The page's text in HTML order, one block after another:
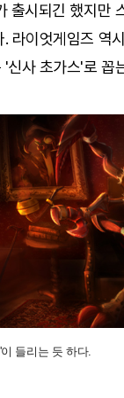
출시되긴 했지만
라이엇게임즈 역
신사 초가스'로 꼽
들리는 듯 하다.